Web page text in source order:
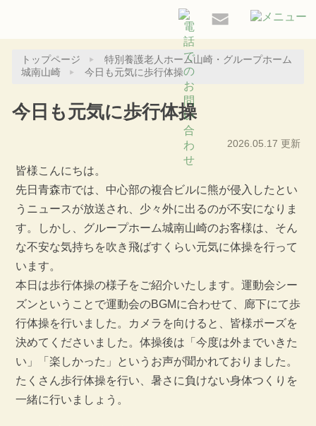
トップページ
特別養護老人ホーム山崎・グループホーム
城南山崎
今日も元気に歩行体操
今日も元気に歩行体操
2026.05.17 更新
皆様こんにちは。
先日青森市では、中心部の複合ビルに熊が侵入したとい
うニュースが放送され、少々外に出るのが不安になりま
す。しかし、グループホーム城南山崎のお客様は、そん
な不安な気持ちを吹き飛ばすくらい元気に体操を行って
います。
本日は歩行体操の様子をご紹介いたします。運動会シー
ズンということで運動会のBGMに合わせて、廊下にて歩
行体操を行いました。カメラを向けると、皆様ポーズを
決めてくださいました。体操後は「今度は外までいきた
い」「楽しかった」というお声が聞かれておりました。
たくさん歩行体操を行い、暑さに負けない身体つくりを
一緒に行いましょう。